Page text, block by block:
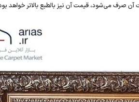
آن صرف می‌شود، قیمت آن نیز بالطبع بالاتر خواهد